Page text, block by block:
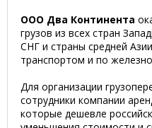
ООО Два Континента
грузов из всех стран
СНГ и страны средней
транспортом и по
Для организации
сотрудники компании
которые дешевле